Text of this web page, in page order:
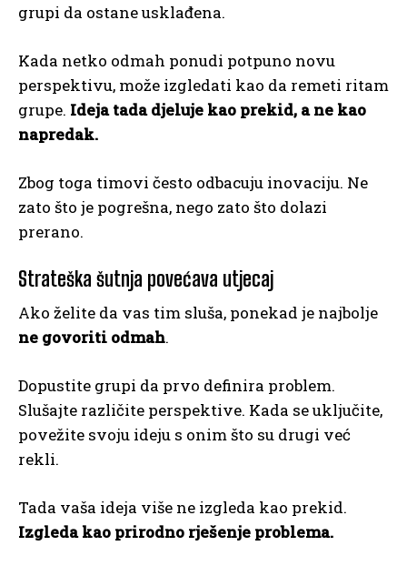
grupi da ostane usklađena.
Kada netko odmah ponudi potpuno novu
perspektivu, može izgledati kao da remeti ritam
grupe. Ideja tada djeluje kao prekid, a ne kao
napredak.
Zbog toga timovi često odbacuju inovaciju. Ne
zato što je pogrešna, nego zato što dolazi
prerano.
Strateška šutnja povećava utjecaj
Ako želite da vas tim sluša, ponekad je najbolje
ne govoriti odmah.
Dopustite grupi da prvo definira problem.
Slušajte različite perspektive. Kada se uključite,
povežite svoju ideju s onim što su drugi već
rekli.
Tada vaša ideja više ne izgleda kao prekid.
Izgleda kao prirodno rješenje problema.